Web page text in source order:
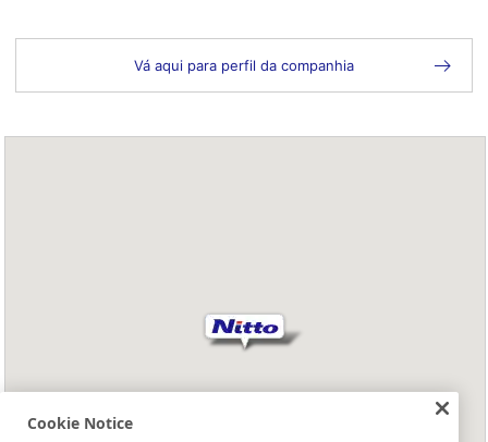
Vá aqui para perfil da companhia
Cookie Notice